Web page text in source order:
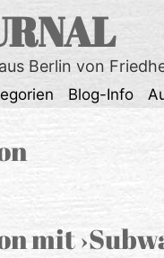
Berlin von
Blog-Info
mit